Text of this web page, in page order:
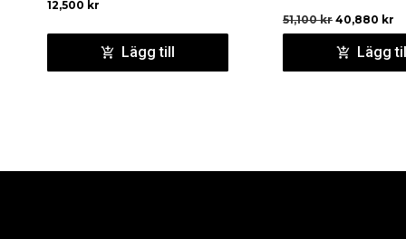
12,500 kr
Lägg till
51,100kr 40,880 kr
Lägg